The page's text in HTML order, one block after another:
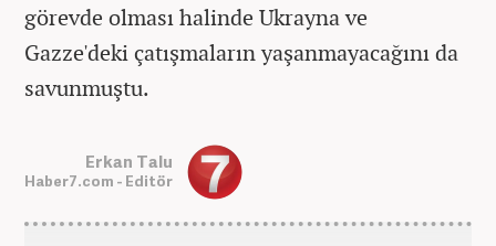
görevde olması halinde Ukrayna ve
Gazze'deki çatışmaların yaşanmayacağını da
savunmuştu.
Erkan Talu
Haber7.com - Editör